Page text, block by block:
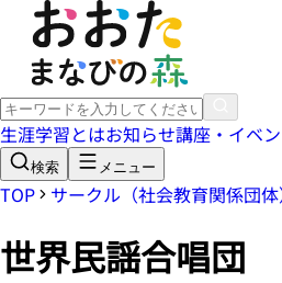
生涯学習とはお知らせ講座・イベ
検索 メニュー
TOP サークル（社会教育関係団体
世界民謡合唱団